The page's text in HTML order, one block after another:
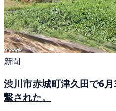
新聞
渋川市赤城町津久田で6
撃された。